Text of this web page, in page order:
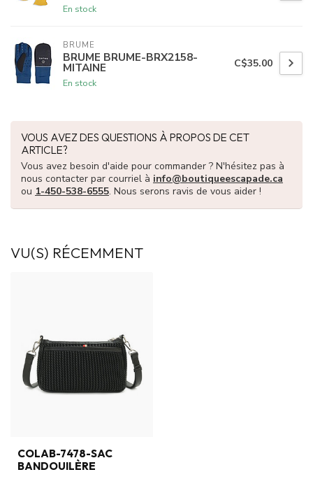
En stock
BRUME
BRUME BRUME-BRX2158-
MITAINE
En stock
C$35.00
VOUS AVEZ DES QUESTIONS À PROPOS DE CET
ARTICLE?
Vous avez besoin d'aide pour commander ? N'hésitez pas à
nous contacter par courriel à info@boutiqueescapade.ca
ou 1-450-538-6555. Nous serons ravis de vous aider !
VU(S) RÉCEMMENT
COLAB-7478-SAC
BANDOUILÈRE